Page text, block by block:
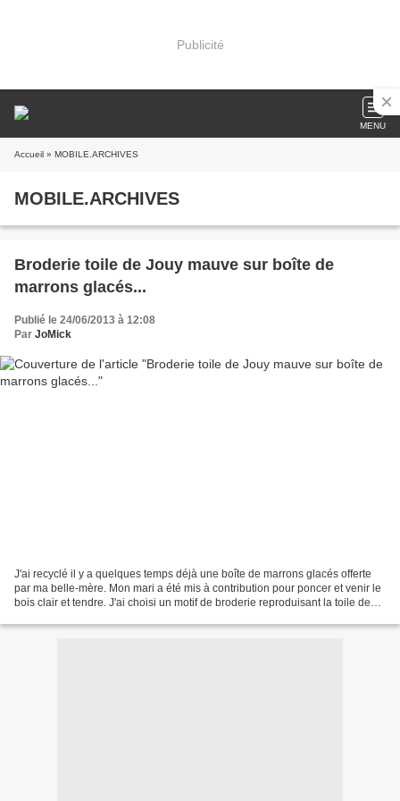
Publicité
MENU
Accueil » MOBILE.ARCHIVES
MOBILE.ARCHIVES
Broderie toile de Jouy mauve sur boîte de
marrons glacés...
Publié le 24/06/2013 à 12:08
Par JoMick
J'ai recyclé il y a quelques temps déjà une boîte de marrons glacés offerte
par ma belle-mère. Mon mari a été mis à contribution pour poncer et venir le
bois clair et tendre. J'ai choisi un motif de broderie reproduisant la toile de